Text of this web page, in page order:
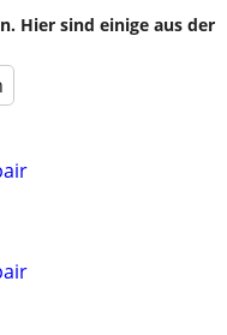
Hier sind einige aus der